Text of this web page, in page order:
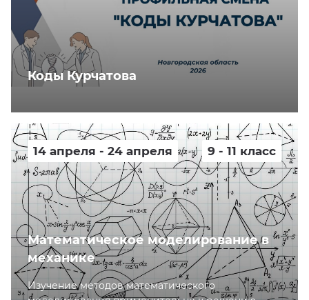
Коды Курчатова
14 апреля - 24 апреля 9 - 11 класс
Математическое моделирование в
механике
Изучение методов математического